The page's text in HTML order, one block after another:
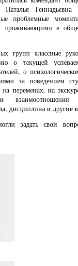
Наталья
проблемные
проживающими в
групп классные
о текущей
о
за поведением
на переменах, на
взаимоотношения
дисциплина и другие
задать свои